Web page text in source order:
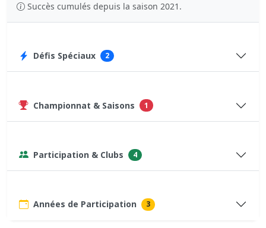
Succès cumulés depuis la saison 2021.
Défis Spéciaux 2
Championnat & Saisons 1
Participation & Clubs 4
Années de Participation 3